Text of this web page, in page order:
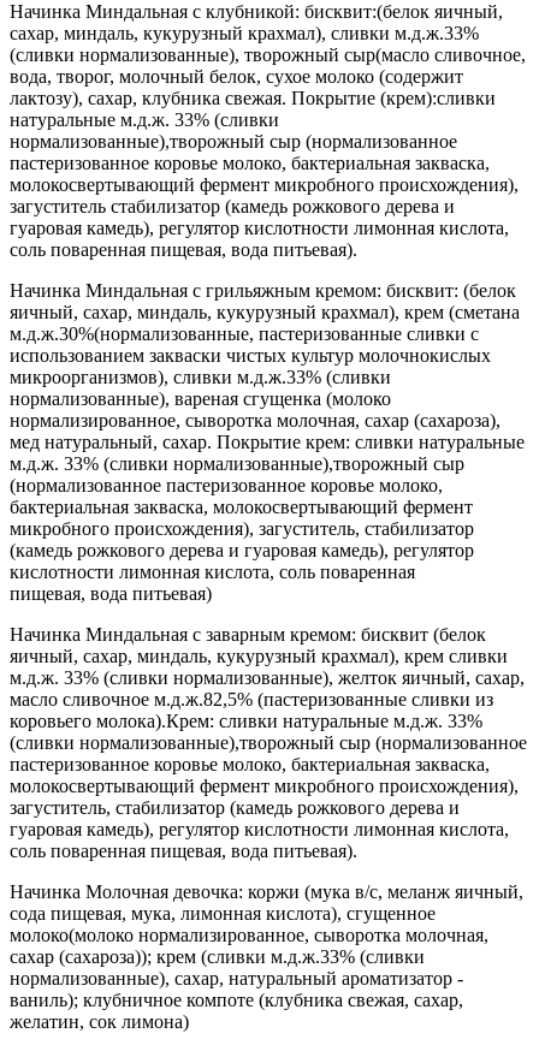
Начинка Миндальная с клубникой: бисквит:(белок яичный,
сахар, миндаль, кукурузный крахмал), сливки м.д.ж.33%
(сливки нормализованные), творожный сыр(масло сливочное,
вода, творог, молочный белок, сухое молоко (содержит
лактозу), сахар, клубника свежая. Покрытие (крем):сливки
натуральные м.д.ж. 33% (сливки
нормализованные),творожный сыр (нормализованное
пастеризованное коровье молоко, бактериальная закваска,
молокосвертывающий фермент микробного происхождения),
загуститель стабилизатор (камедь рожкового дерева и
гуаровая камедь), регулятор кислотности лимонная кислота,
соль поваренная пищевая, вода питьевая).
Начинка Миндальная с грильяжным кремом: бисквит: (белок
яичный, сахар, миндаль, кукурузный крахмал), крем (сметана
м.д.ж.30%(нормализованные, пастеризованные сливки с
использованием закваски чистых культур молочнокислых
микроорганизмов), сливки м.д.ж.33% (сливки
нормализованные), вареная сгущенка (молоко
нормализированное, сыворотка молочная, сахар (сахароза),
мед натуральный, сахар. Покрытие крем: сливки натуральные
м.д.ж. 33% (сливки нормализованные),творожный сыр
(нормализованное пастеризованное коровье молоко,
бактериальная закваска, молокосвертывающий фермент
микробного происхождения), загуститель, стабилизатор
(камедь рожкового дерева и гуаровая камедь), регулятор
кислотности лимонная кислота, соль поваренная
пищевая, вода питьевая)
Начинка Миндальная с заварным кремом: бисквит (белок
яичный, сахар, миндаль, кукурузный крахмал), крем сливки
м.д.ж. 33% (сливки нормализованные), желток яичный, сахар,
масло сливочное м.д.ж.82,5% (пастеризованные сливки из
коровьего молока).Крем: сливки натуральные м.д.ж. 33%
(сливки нормализованные),творожный сыр (нормализованное
пастеризованное коровье молоко, бактериальная закваска,
молокосвертывающий фермент микробного происхождения),
загуститель, стабилизатор (камедь рожкового дерева и
гуаровая камедь), регулятор кислотности лимонная кислота,
соль поваренная пищевая, вода питьевая).
Начинка Молочная девочка: коржи (мука в/с, меланж яичный,
сода пищевая, мука, лимонная кислота), сгущенное
молоко(молоко нормализированное, сыворотка молочная,
сахар (сахароза)); крем (сливки м.д.ж.33% (сливки
нормализованные), сахар, натуральный ароматизатор -
ваниль); клубничное компоте (клубника свежая, сахар,
желатин, сок лимона)